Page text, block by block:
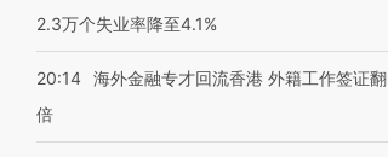
2.3万个失业率降至4.1%
20:14 海外金融专才回流香港 外籍工作签证翻
倍